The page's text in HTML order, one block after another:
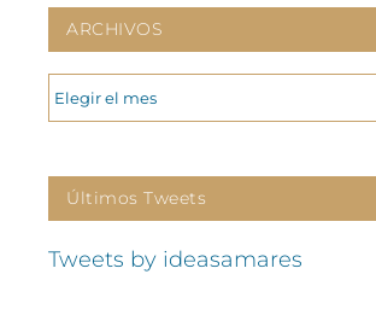
ARCHIVOS
ARCHIVOS
Últimos Tweets
Tweets by ideasamares